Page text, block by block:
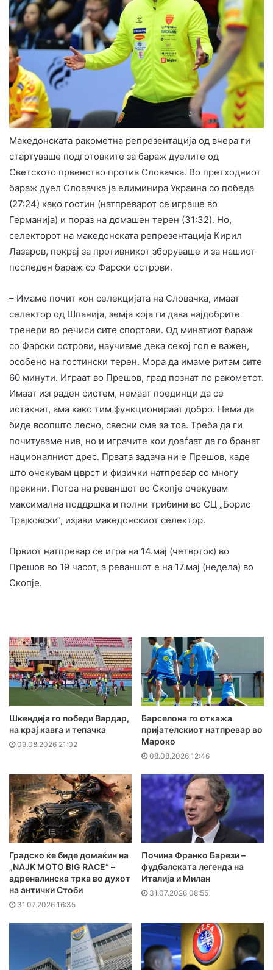
Македонската ракометна репрезентација од вчера ги
стартуваше подготовките за бараж дуелите од
Светското првенство против Словачка. Во претходниот
бараж дуел Словачка ја елиминира Украина со победа
(27:24) како гостин (натпреварот се играше во
Германија) и пораз на домашен терен (31:32). Но,
селекторот на македонската репрезентација Кирил
Лазаров, покрај за противникот зборуваше и за нашиот
последен бараж со Фарски острови.
– Имаме почит кон селекцијата на Словачка, имаат
селектор од Шпанија, земја која ги дава најдобрите
тренери во речиси сите спортови. Од минатиот бараж
со Фарски острови, научивме дека секој гол е важен,
особено на гостински терен. Мора да имаме ритам сите
60 минути. Играат во Прешов, град познат по ракометот.
Имаат изграден систем, немаат поединци да се
истакнат, ама како тим функционираат добро. Нема да
биде воопшто лесно, свесни сме за тоа. Треба да ги
почитуваме нив, но и играчите кои доаѓаат да го бранат
националниот дрес. Првата задача ни е Прешов, каде
што очекувам цврст и физички натпревар со многу
прекини. Потоа на реваншот во Скопје очекувам
максимална поддршка и полни трибини во СЦ „Борис
Трајковски“, изјави македонскиот селектор.
Првиот натпревар се игра на 14.мај (четврток) во
Прешов во 19 часот, а реваншот е на 17.мај (недела) во
Скопје.
Шкендија го победи Вардар,
на крај кавга и тепачка
09.08.2026 21:02
Барселона го откажа
пријателскиот натпревар во
Мароко
08.08.2026 12:46
Градско ќе биде домаќин на
„NAJK MOTO BIG RACE“ –
адреналинска трка во духот
на антички Стоби
31.07.2026 16:35
Почина Франко Барези –
фудбалската легенда на
Италија и Милан
31.07.2026 08:55